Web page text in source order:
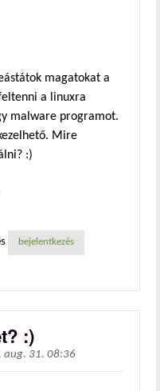
magatokat a
a linuxra
malware programot.
Mire
:)
bejelentkezés
:)
aug. 31. 08:36